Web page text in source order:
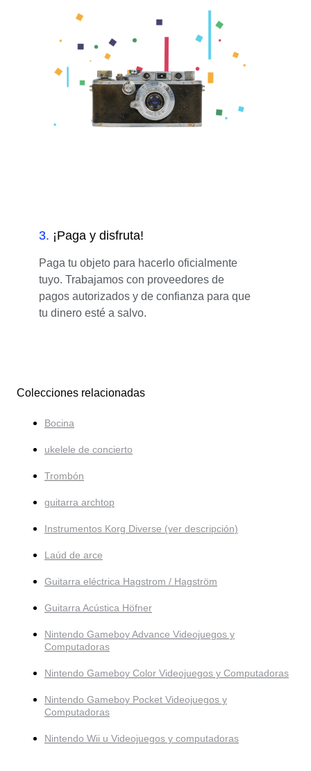
3. ¡Paga y disfruta!
Paga tu objeto para hacerlo oficialmente
tuyo. Trabajamos con proveedores de
pagos autorizados y de confianza para que
tu dinero esté a salvo.
Colecciones relacionadas
Bocina
ukelele de concierto
Trombón
guitarra archtop
Instrumentos Korg Diverse (ver descripción)
Laúd de arce
Guitarra eléctrica Hagstrom / Hagström
Guitarra Acústica Höfner
Nintendo Gameboy Advance Videojuegos y
Computadoras
Nintendo Gameboy Color Videojuegos y Computadoras
Nintendo Gameboy Pocket Videojuegos y
Computadoras
Nintendo Wii u Videojuegos y computadoras